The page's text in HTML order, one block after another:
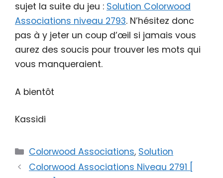
sujet la suite du jeu : Solution Colorwood
Associations niveau 2793. N’hésitez donc
pas à y jeter un coup d’œil si jamais vous
aurez des soucis pour trouver les mots qui
vous manqueraient.
A bientôt
Kassidi
Catégories
Colorwood Associations, Solution
Colorwood Associations Niveau 2791 [